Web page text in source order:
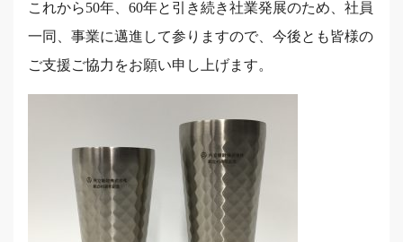
これから50年、60年と引き続き社業発展のため、社員
一同、事業に邁進して参りますので、今後とも皆様の
ご支援ご協力をお願い申し上げます。